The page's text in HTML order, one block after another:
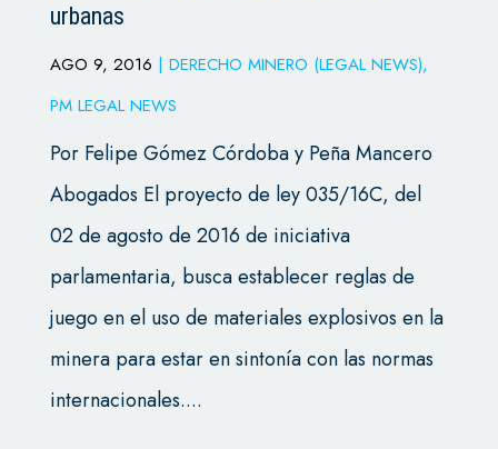
urbanas
AGO 9, 2016 | DERECHO MINERO (LEGAL NEWS),
PM LEGAL NEWS
Por Felipe Gómez Córdoba y Peña Mancero
Abogados El proyecto de ley 035/16C, del
02 de agosto de 2016 de iniciativa
parlamentaria, busca establecer reglas de
juego en el uso de materiales explosivos en la
minera para estar en sintonía con las normas
internacionales....